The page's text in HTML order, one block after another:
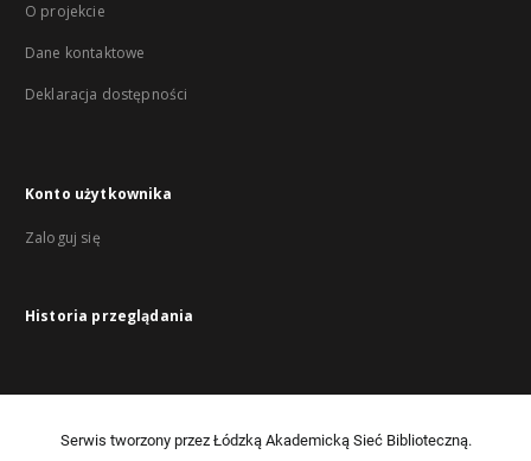
O projekcie
Dane kontaktowe
Deklaracja dostępności
Konto użytkownika
Zaloguj się
Historia przeglądania
Serwis tworzony przez Łódzką Akademicką Sieć Biblioteczną.